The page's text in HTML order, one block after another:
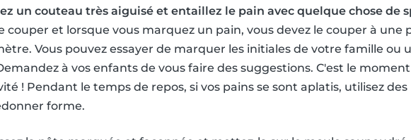
un couteau très aiguisé et entaillez le pain avec quelque chose de
couper et lorsque vous marquez un pain, vous devez le couper à une
Vous pouvez essayer de marquer les initiales de votre famille ou
à vos enfants de vous faire des suggestions. C'est le
! Pendant le temps de repos, si vos pains se sont aplatis, utilisez
forme.